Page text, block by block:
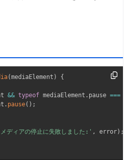
(mediaElement )
{
&& typeof mediaElement . pause ===
. pause( ) ;
ディアの停止に失敗しました:' , error) ;